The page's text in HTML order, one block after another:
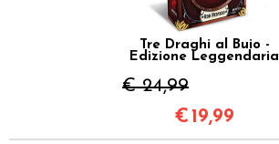
Tre Draghi al Buio -
Edizione Leggendaria
€ 24,99
€ 19,99